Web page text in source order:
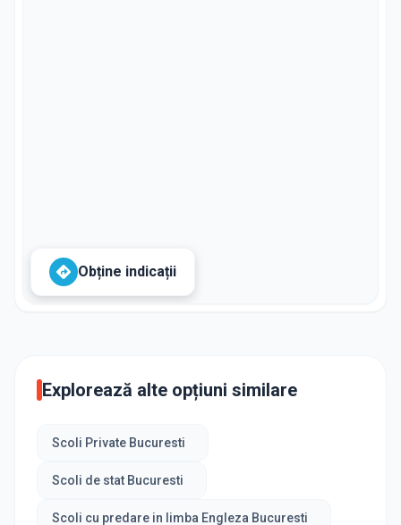
Obține indicații
Explorează alte opțiuni similare
Scoli Private Bucuresti
Scoli de stat Bucuresti
Scoli cu predare in limba Engleza Bucuresti